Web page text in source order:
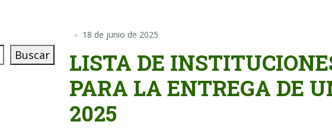
18 de junio de 2025
LISTA DE
PARA LA ENTREGA DE
2025
Buscar